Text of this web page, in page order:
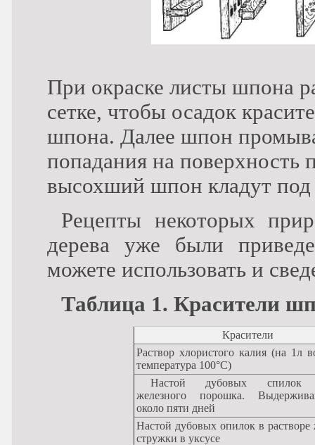
При окраске листы шпона
сетке, чтобы осадок
шпона. Далее шпон
попадания на
высохший шпон кладут
Рецепты некоторых
дерева уже были
можете использовать и
Таблица 1. Красители
Красители
Раствор хлористого калия (на 1л
температура 100°С)
Настой дубовых спилок и
железного порошка.
около пяти дней
Настой дубовых опилок в растворе
стружки в уксусе